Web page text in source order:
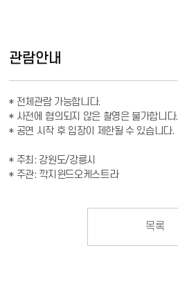
관람안내
* 전체관람 가능합니다.
* 사전에 협의되지 않은 촬영은 불가합니다.
* 공연 시작 후 입장이 제한될 수 있습니다.
* 주최: 강원도/강릉시
* 주관: 깍지윈드오케스트라
목록